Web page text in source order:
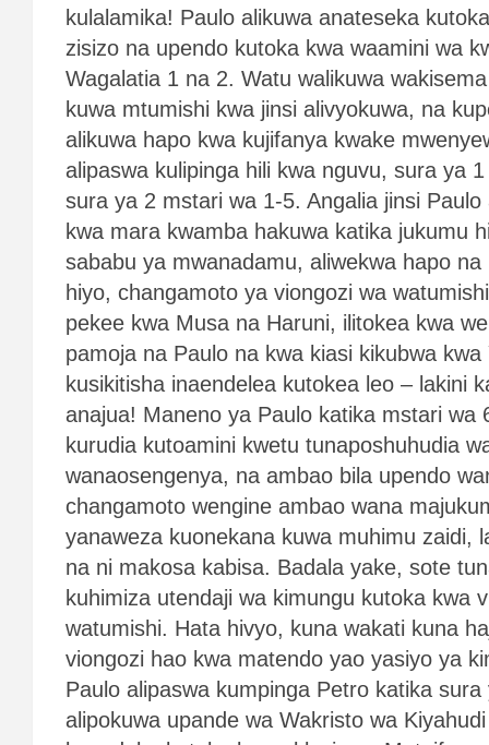
kulalamika! Paulo alikuwa anateseka
zisizo na upendo kutoka kwa waamini wa
Wagalatia 1 na 2. Watu walikuwa
kuwa mtumishi kwa jinsi alivyokuwa, na
alikuwa hapo kwa kujifanya kwake
alipaswa kulipinga hili kwa nguvu, sura ya
sura ya 2 mstari wa 1-5. Angalia jinsi
kwa mara kwamba hakuwa katika jukumu
sababu ya mwanadamu, aliwekwa hapo
hiyo, changamoto ya viongozi wa
pekee kwa Musa na Haruni, ilitokea kwa
pamoja na Paulo na kwa kiasi kikubwa kwa
kusikitisha inaendelea kutokea leo – lakini
anajua! Maneno ya Paulo katika mstari wa
kurudia kutoamini kwetu tunaposhuhudia
wanaosengenya, na ambao bila upendo
changamoto wengine ambao wana
yanaweza kuonekana kuwa muhimu zaidi,
na ni makosa kabisa. Badala yake, sote
kuhimiza utendaji wa kimungu kutoka kwa
watumishi. Hata hivyo, kuna wakati kuna
viongozi hao kwa matendo yao yasiyo ya
Paulo alipaswa kumpinga Petro katika
alipokuwa upande wa Wakristo wa